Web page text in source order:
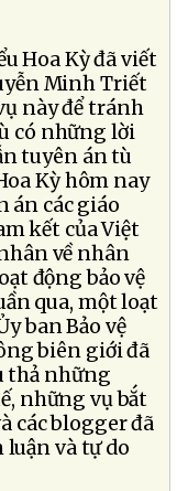
Hoa Kỳ đã viết
Minh Triết
này để tránh
có những lời
tuyên án tù
Kỳ hôm nay
án các giáo
kết của Việt
về nhân
động bảo vệ
qua, một loạt
ban Bảo vệ
biên giới đã
thả những
những vụ bắt
các blogger đã
và tự do